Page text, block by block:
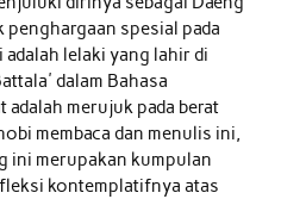
spesial pada
lelaki yang lahir di
dalam Bahasa
adalah merujuk pada berat
membaca dan menulis ini,
ini merupakan kumpulan
kontemplatifnya atas